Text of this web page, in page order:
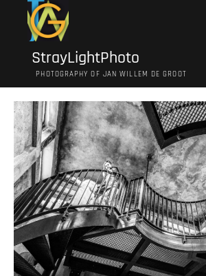
StrayLightPhoto
PHOTOGRAPHY OF JAN WILLEM DE GROOT